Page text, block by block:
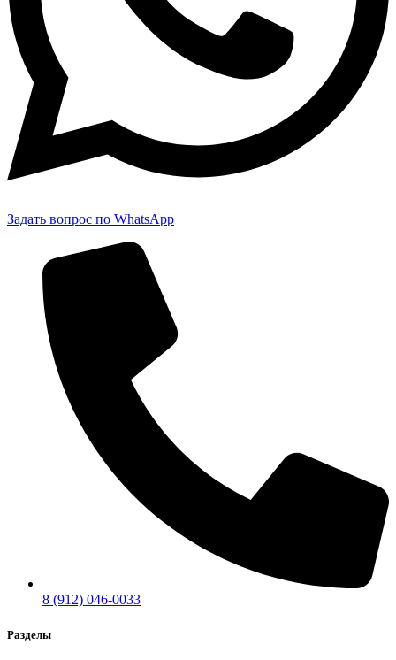
Задать вопрос по WhatsApp
8 (912) 046-0033
Разделы